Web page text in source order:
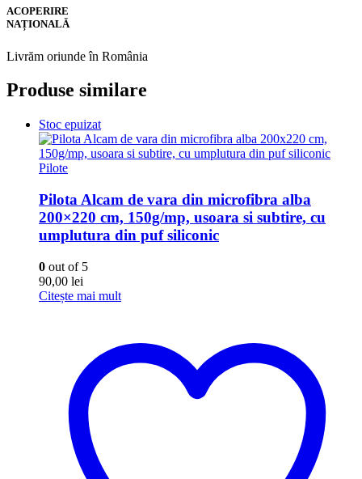
ACOPERIRE
NAȚIONALĂ
Livrăm oriunde în România
Produse similare
Stoc epuizat
Pilote
Pilota Alcam de vara din microfibra alba
200×220 cm, 150g/mp, usoara si subtire, cu
umplutura din puf siliconic
0 out of 5
90,00 lei
Citește mai mult